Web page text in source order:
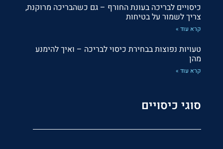
סוגי כיסויים
כיסויים לבריכה בעונת החורף – גם כשהבריכה מרוקנת,
צריך לשמור על בטיחות
קרא עוד »
טעויות נפוצות בבחירת כיסוי לבריכה – ואיך להימנע
מהן
קרא עוד »